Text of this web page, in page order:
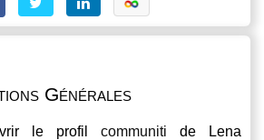
Générales
le profil communiti de Lena